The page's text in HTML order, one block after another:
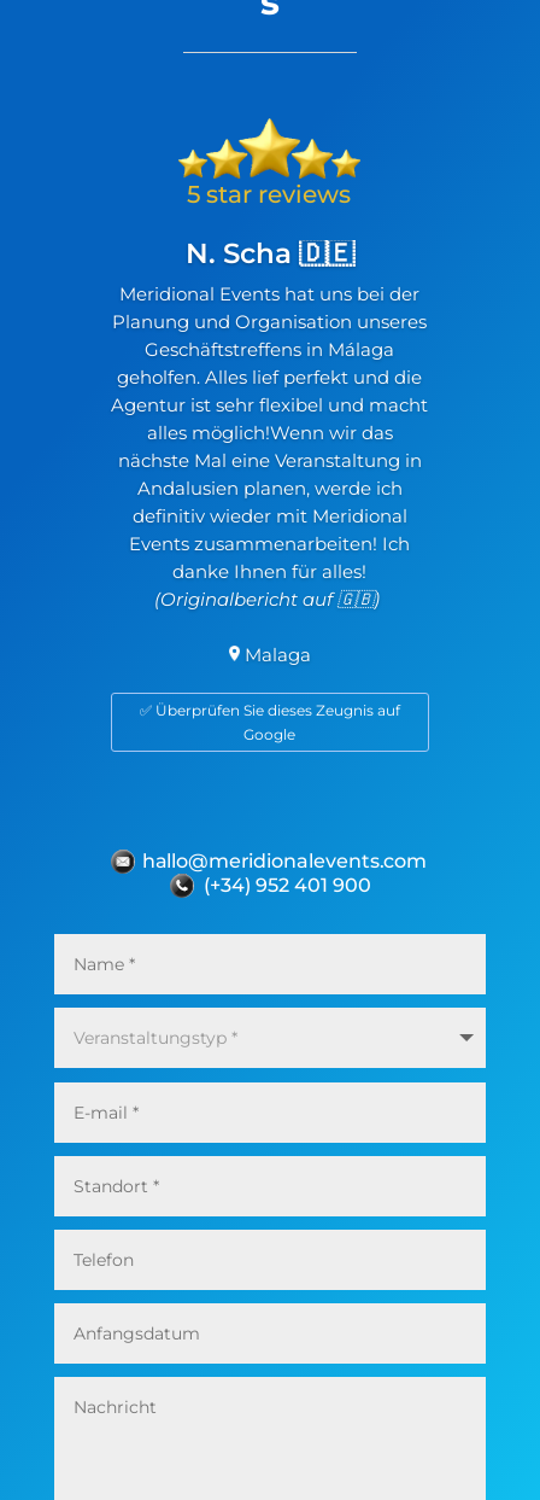
N. Scha 🇩🇪
Meridional Events hat uns bei der
Planung und Organisation unseres
Geschäftstreffens in Málaga
geholfen. Alles lief perfekt und die
Agentur ist sehr flexibel und macht
alles möglich!Wenn wir das
nächste Mal eine Veranstaltung in
Andalusien planen, werde ich
definitiv wieder mit Meridional
Events zusammenarbeiten! Ich
danke Ihnen für alles!
(Originalbericht auf 🇬🇧)
Malaga
✅ Überprüfen Sie dieses Zeugnis auf
Google